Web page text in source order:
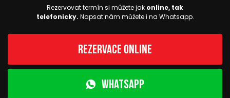
Rezervovat termín si můžete jak online, tak
telefonicky. Napsat nám můžete i na Whatsapp.
Rezervace online
WhatsApp